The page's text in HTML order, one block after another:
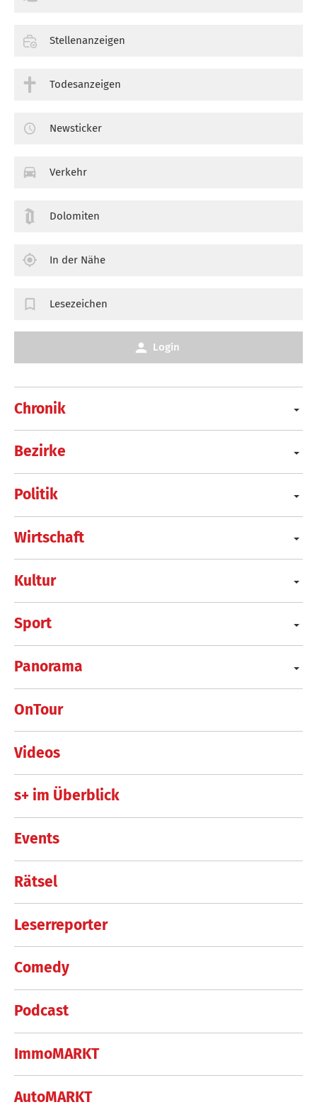
Chronik
Bezirke
Politik
Wirtschaft
Kultur
Sport
Panorama
OnTour
Videos
s+ im Überblick
Events
Rätsel
Leserreporter
Comedy
Podcast
ImmoMARKT
AutoMARKT
Stellenanzeigen
Todesanzeigen
Newsticker
Verkehr
Dolomiten
In der Nähe
Lesezeichen
Login